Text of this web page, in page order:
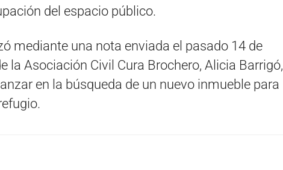
del espacio público.
mediante una nota enviada el pasado 14 de
la Asociación Civil Cura Brochero, Alicia Barrigó,
en la búsqueda de un nuevo inmueble para